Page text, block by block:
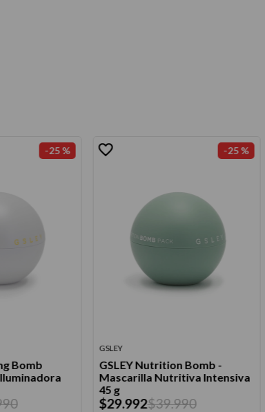
-25 %
Bomb
-25 %
GSLEY
GSLEY Nutrition Bomb -
Mascarilla Nutritiva Intensiva
45 g
$29.992$39.990